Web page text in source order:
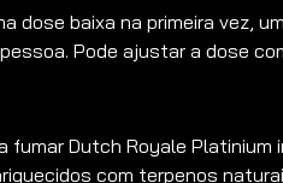
dose baixa na primeira vez,
Pode ajustar a dose
fumar Dutch Royale Platinium
com terpenos